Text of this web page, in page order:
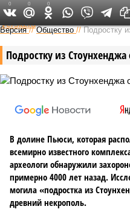
Версия //Общество //Подростку
Подростку из Стоунхенджа
В долине Пьюси, которая
всемирно известного
археологи обнаружили
примерно 4000 лет назад.
могила «подростка из
древний некрополь.
0 0 0